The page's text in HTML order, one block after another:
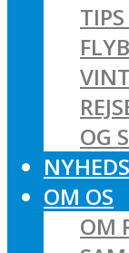
OG
OM OS
OM